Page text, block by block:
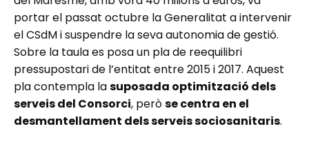
portar el passat octubre la Generalitat a intervenir
el CSdM i suspendre la seva autonomia de gestió.
Sobre la taula es posa un pla de reequilibri
pressupostari de l’entitat entre 2015 i 2017. Aquest
pla contempla lasuposada optimització dels
serveis del Consorci, peròse centra en el
desmantellament dels serveis sociosanitaris.